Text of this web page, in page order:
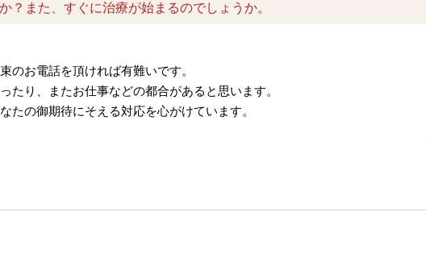
？また、すぐに治療が始まるのでしょうか。
のお電話を頂ければ有難いです。
たり、またお仕事などの都合があると思います。
たの御期待にそえる対応を心がけています。